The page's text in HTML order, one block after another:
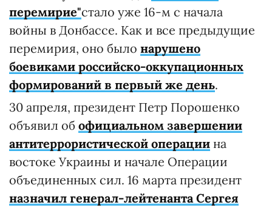
перемирие"стало уже 16-м с начала
войны в Донбассе. Как и все предыдущие
перемирия, оно было нарушено
боевиками российско-оккупационных
формирований в первый же день.
30 апреля, президент Петр Порошенко
объявил об официальном завершении
антитеррористической операции на
востоке Украины и начале Операции
объединенных сил. 16 марта президент
назначил генерал-лейтенанта Сергея